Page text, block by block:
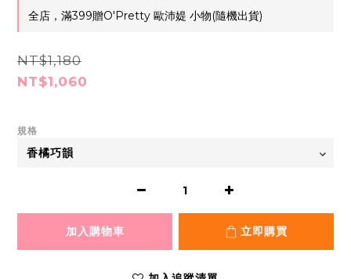
全店，滿399贈O'Pretty 歐沛媞 小物(隨機出貨)
NT$1,180
NT$1,060
規格
加入購物車 立即購買